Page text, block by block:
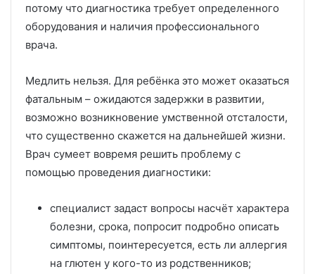
потому что диагностика требует определенного
оборудования и наличия профессионального
врача.
Медлить нельзя. Для ребёнка это может оказаться
фатальным – ожидаются задержки в развитии,
возможно возникновение умственной отсталости,
что существенно скажется на дальнейшей жизни.
Врач сумеет вовремя решить проблему с
помощью проведения диагностики:
специалист задаст вопросы насчёт характера
болезни, срока, попросит подробно описать
симптомы, поинтересуется, есть ли аллергия
на глютен у кого-то из родственников;